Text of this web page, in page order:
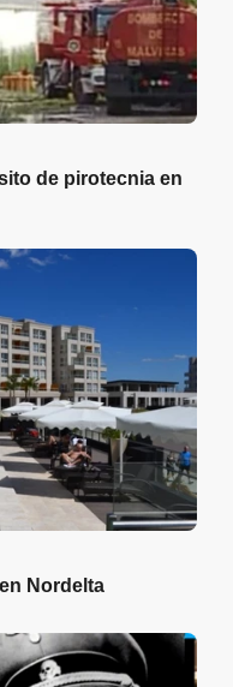
de pirotecnia en
Nordelta